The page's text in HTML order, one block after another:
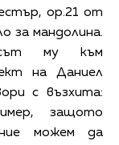
ор.21 от
за мандолина.
му към
на Даниел
с възхита:
защото
можем да